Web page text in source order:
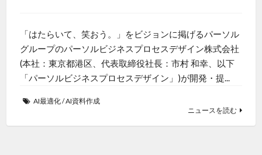
「はたらいて、笑おう。」をビジョンに掲げるパーソル
グループのパーソルビジネスプロセスデザイン株式会社
(本社：東京都港区、代表取締役社長：市村 和幸、以下
「パーソルビジネスプロセスデザイン」)が開発・提...
AI最適化/AI資料作成
ニュースを読む